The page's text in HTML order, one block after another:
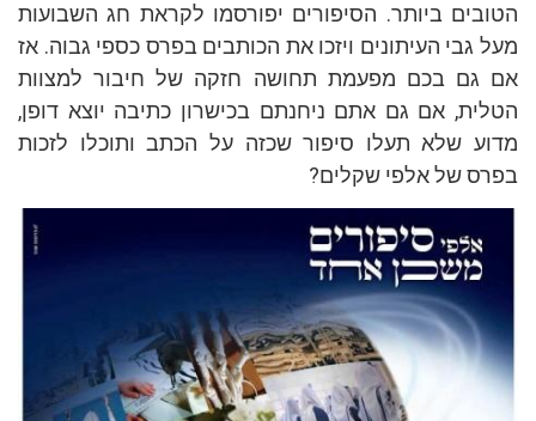
ביותר. הסיפורים יפורסמו לקראת חג השבועות
גבי העיתונים ויזכו את הכותבים בפרס כספי גבוה. אז
גם בכם מפעמת תחושה חזקה של חיבור למצוות
אם גם אתם ניחנתם בכישרון כתיבה יוצא דופן,
שלא תעלו סיפור שכזה על הכתב ותוכלו לזכות
של אלפי שקלים?